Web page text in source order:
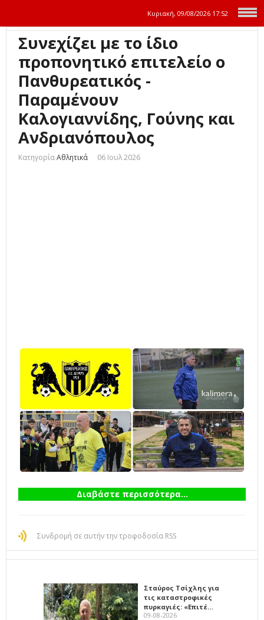
Κυριακή, 09/08/2026 17:52
Συνεχίζει με το ίδιο
προπονητικό επιτελείο ο
Πανθυρεατικός -
Παραμένουν
Καλογιαννίδης, Γούνης και
Ανδριανόπουλος
ΚατηγορίαΑθλητικά 06 Ιουλ 2026
Διαβάστε περισσότερα...
Συνδρομή σε αυτήν την τροφοδοσία RSS
Σταύρος Τσίχλης για
τις καταστροφικές
πυρκαγιές: «Επιτέ…
09-08-2026